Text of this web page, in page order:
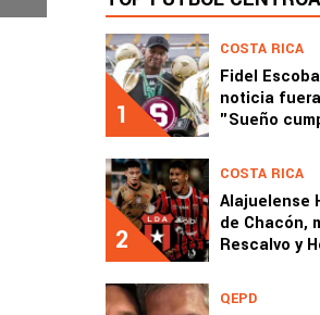
1
COSTA RICA
Fidel
noticia
"Sueño
2
COSTA RICA
Alajuelense
de Chacón,
Rescalvo y
QEPD